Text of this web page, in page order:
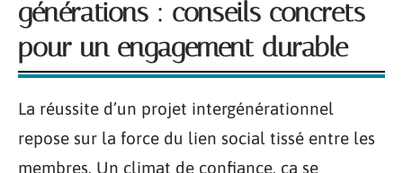
générations : conseils concrets
pour un engagement durable
La réussite d’un projet intergénérationnel
repose sur la force du lien social tissé entre les
membres. Un climat de confiance, ça se